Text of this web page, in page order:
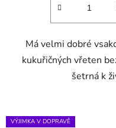
Má velmi dobré
kukuřičných vřeten
šetrná k
VÝJIMKA V DOPRAVĚ